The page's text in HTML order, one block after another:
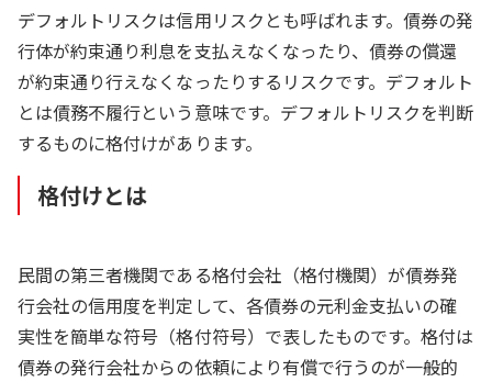
デフォルトリスクは信用リスクとも呼ばれます。債券の発
行体が約束通り利息を支払えなくなったり、債券の償還
が約束通り行えなくなったりするリスクです。デフォルト
とは債務不履行という意味です。デフォルトリスクを判断
するものに格付けがあります。
格付けとは
民間の第三者機関である格付会社（格付機関）が債券発
行会社の信用度を判定して、各債券の元利金支払いの確
実性を簡単な符号（格付符号）で表したものです。格付は
債券の発行会社からの依頼により有償で行うのが一般的